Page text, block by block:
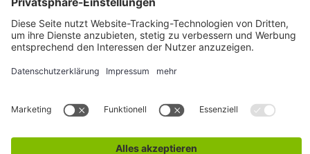
Impressum AGB Versand & Zahlung Widerruf
Rückgabe Verhaltenskodex Datenschutz
Cookie-Einstellungen
Alle Preise inkl. gesetzl. Mehrwertsteuer zzgl. Versandkosten